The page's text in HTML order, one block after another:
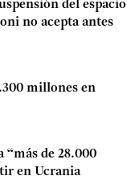
del espacio
no acepta antes
millones en
de 28.000
en Ucrania